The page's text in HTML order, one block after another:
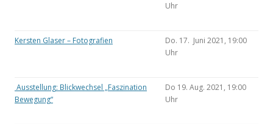
Uhr
Kersten Glaser – Fotografien
Do. 17. Juni 2021, 19:00
Uhr
Ausstellung: Blickwechsel „Faszination
Bewegung“
Do 19. Aug. 2021, 19:00
Uhr